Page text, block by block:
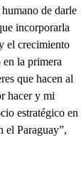
de darle
incorporarla
el crecimiento
en la primera
que hacen al
hacer y mi
estratégico en
el Paraguay”,